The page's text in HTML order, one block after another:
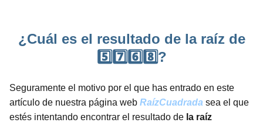
¿Cuál es el resultado de la raíz de
5️⃣7️⃣6️⃣8️⃣?
Seguramente el motivo por el que has entrado en este
artículo de nuestra página web RaízCuadrada sea el que
estés intentando encontrar el resultado de la raíz